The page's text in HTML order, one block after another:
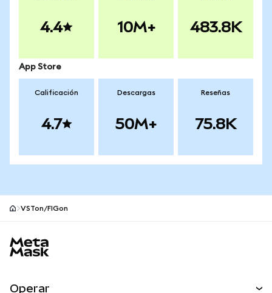
4.4 10M+ 483.8K
App Store
Calificación
4.7
Descargas
50M+
Reseñas
75.8K
VSTon/FIGon
Operar